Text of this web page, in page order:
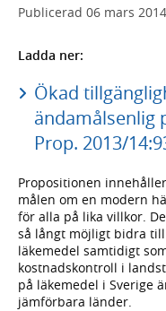
Publicerad 06 mars 2014
Ladda ner:
Ökad
ändamålsenlig
Prop. 2013/
Propositionen
målen om en modern
för alla på lika villkor.
så långt möjligt bidra
läkemedel samtidigt
kostnadskontroll i
på läkemedel i Sverige
jämförbara länder.